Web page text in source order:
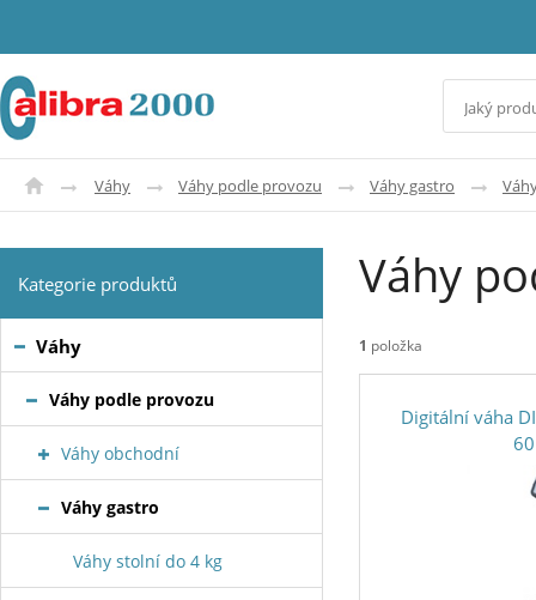
Váhy Váhy podle provozu Váhy gastro
Váhy
1 položka
Digitální váha
Kategorie produktů
Váhy
Váhy podle provozu
Váhy obchodní
Váhy gastro
Váhy stolní do 4 kg